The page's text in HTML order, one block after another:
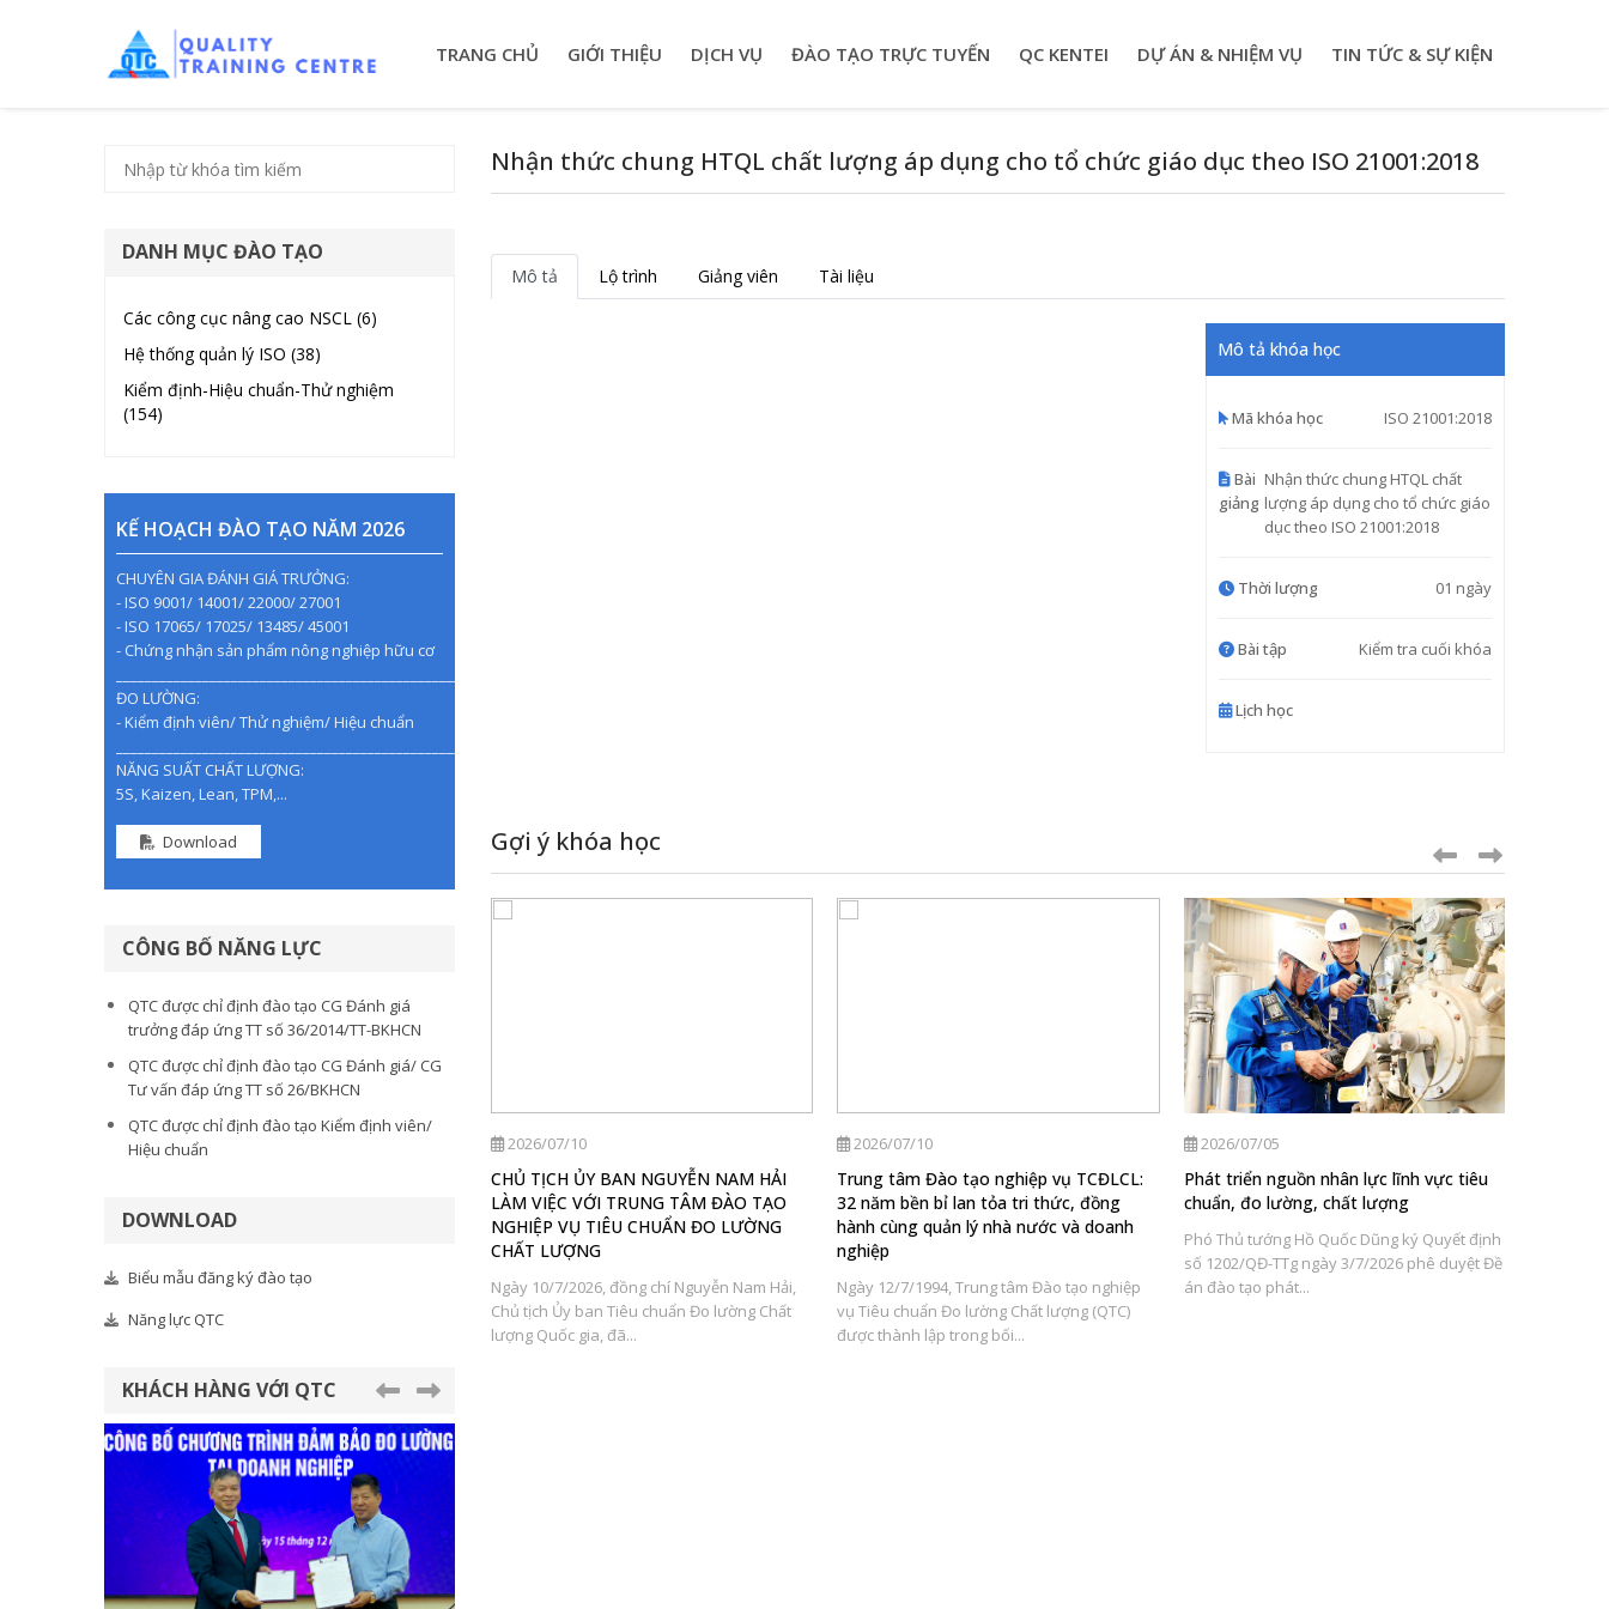
TRANG CHỦ GIỚI THIỆU DỊCH VỤ ĐÀO TẠO TRỰC TUYẾN QC KENTEI DỰ ÁN & NHIỆM VỤ TIN TỨC & SỰ KIỆN
DANH MỤC ĐÀO TẠO
Các công cục nâng cao NSCL (6)
Hệ thống quản lý ISO (38)
Kiểm định-Hiệu chuẩn-Thử nghiệm
(154)
KẾ HOẠCH ĐÀO TẠO NĂM 2026
CHUYÊN GIA ĐÁNH GIÁ TRƯỞNG:
- ISO 9001/ 14001/ 22000/ 27001
- ISO 17065/ 17025/ 13485/ 45001
- Chứng nhận sản phẩm nông nghiệp hữu cơ
ĐO LƯỜNG:
- Kiểm định viên/ Thử nghiệm/ Hiệu chuẩn
NĂNG SUẤT CHẤT LƯỢNG:
5S, Kaizen, Lean, TPM,...
Download
CÔNG BỐ NĂNG LỰC
QTC được chỉ định đào tạo CG Đánh giá
trưởng đáp ứng TT số 36/2014/TT-BKHCN
QTC được chỉ định đào tạo CG Đánh giá/ CG
Tư vấn đáp ứng TT số 26/BKHCN
QTC được chỉ định đào tạo Kiểm định viên/
Hiệu chuẩn
DOWNLOAD
Biểu mẫu đăng ký đào tạo
Năng lực QTC
KHÁCH HÀNG VỚI QTC
Nhận thức chung HTQL chất lượng áp dụng cho tổ chức giáo dục theo ISO 21001:2018
Mô tả Lộ trình Giảng viên Tài liệu
Mô tả khóa học
Mã khóa học ISO 21001:2018
Bài
giảng
Nhận thức chung HTQL chất
lượng áp dụng cho tổ chức giáo
dục theo ISO 21001:2018
Thời lượng 01 ngày
Bài tập Kiểm tra cuối khóa
Lịch học
Gợi ý khóa học
2026/07/18
chuẩn Đo lường Chất...
2026/07/10
CHỦ TỊCH ỦY BAN NGUYỄN NAM HẢI
LÀM VIỆC VỚI TRUNG TÂM ĐÀO TẠO
NGHIỆP VỤ TIÊU CHUẨN ĐO LƯỜNG
CHẤT LƯỢNG
Ngày 10/7/2026, đồng chí Nguyễn Nam Hải,
Chủ tịch Ủy ban Tiêu chuẩn Đo lường Chất
lượng Quốc gia, đã...
2026/07/10
Trung tâm Đào tạo nghiệp vụ TCĐLCL:
32 năm bền bỉ lan tỏa tri thức, đồng
hành cùng quản lý nhà nước và doanh
nghiệp
Ngày 12/7/1994, Trung tâm Đào tạo nghiệp
vụ Tiêu chuẩn Đo lường Chất lượng (QTC)
được thành lập trong bối...
2026/07/05
Phát triển nguồn nhân lực lĩnh vực tiêu
chuẩn, đo lường, chất lượng
Phó Thủ tướng Hồ Quốc Dũng ký Quyết định
số 1202/QĐ-TTg ngày 3/7/2026 phê duyệt Đề
án đào tạo phát...